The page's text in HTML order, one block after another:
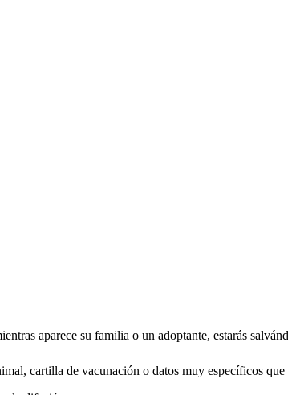
aparece su familia o un adoptante, estarás
cartilla de vacunación o datos muy específicos